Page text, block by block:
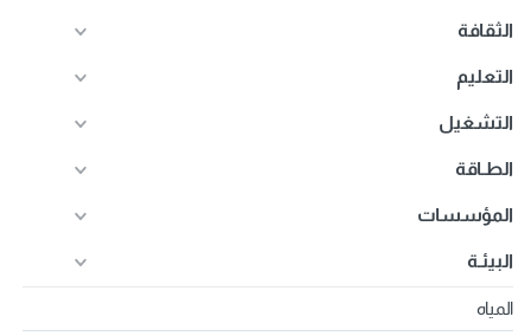
الثقافة
التعليم
التشغيل
الطـاقة
المؤسسات
البيئـة
المياه